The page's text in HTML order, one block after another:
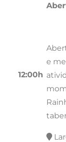
12:00h
e